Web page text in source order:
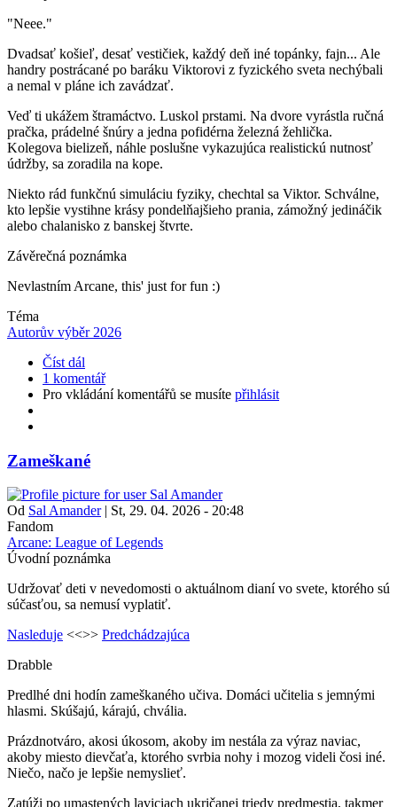
"Neee."
Dvadsať košieľ, desať vestičiek, každý deň iné topánky, fajn... Ale
handry postrácané po baráku Viktorovi z fyzického sveta nechýbali
a nemal v pláne ich zavádzať.
Veď ti ukážem štramáctvo. Luskol prstami. Na dvore vyrástla ručná
pračka, prádelné šnúry a jedna pofidérna železná žehlička.
Kolegova bielizeň, náhle poslušne vykazujúca realistickú nutnosť
údržby, sa zoradila na kope.
Niekto rád funkčnú simuláciu fyziky, chechtal sa Viktor. Schválne,
kto lepšie vystihne krásy pondelňajšieho prania, zámožný jedináčik
alebo chalanisko z banskej štvrte.
Závěrečná poznámka
Nevlastním Arcane, this' just for fun :)
Téma
Autorův výběr 2026
Číst dál
1 komentář
Pro vkládání komentářů se musíte přihlásit
Zameškané
Od Sal Amander| St, 29. 04. 2026 - 20:48
Fandom
Arcane: League of Legends
Úvodní poznámka
Udržovať deti v nevedomosti o aktuálnom dianí vo svete, ktorého sú
súčasťou, sa nemusí vyplatiť.
Nasleduje <<>> Predchádzajúca
Drabble
Predlhé dni hodín zameškaného učiva. Domáci učitelia s jemnými
hlasmi. Skúšajú, kárajú, chvália.
Prázdnotváro, akosi úkosom, akoby im nestála za výraz naviac,
akoby miesto dievčaťa, ktorého svrbia nohy i mozog videli čosi iné.
Niečo, načo je lepšie nemyslieť.
Zatúži po umastených laviciach ukričanej triedy predmestia, takmer